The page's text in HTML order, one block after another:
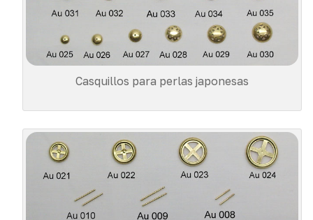
Casquillos para perlas japonesas